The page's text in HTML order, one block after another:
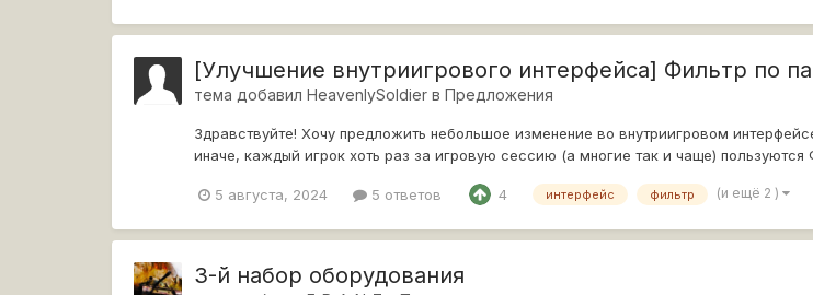
[Улучшение внутриигрового интерфейса] Фильтр по
тема добавилHeavenlySoldier вПредложения
Здравствуйте! Хочу предложить небольшое изменение во внутриигровом
иначе, каждый игрок хоть раз за игровую сессию (а многие так и чаще)
5 августа, 2024
5 ответов 4 интерфейс фильтр (и ещё 2 )
3-й набор оборудования